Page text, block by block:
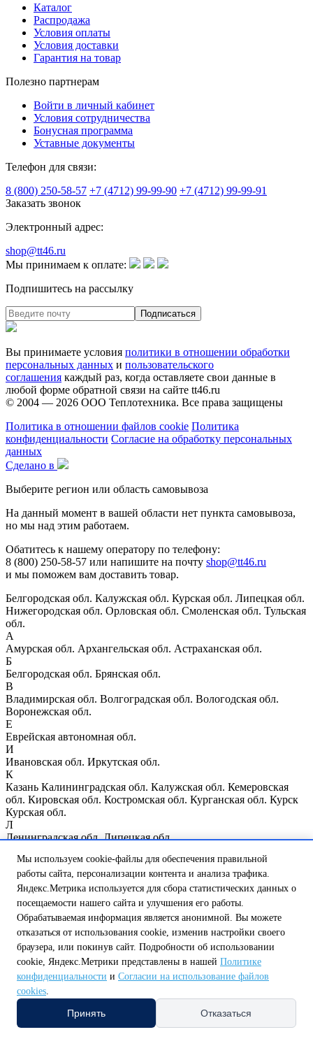
Каталог
Распродажа
Условия оплаты
Условия доставки
Гарантия на товар
Полезно партнерам
Войти в личный кабинет
Условия сотрудничества
Бонусная программа
Уставные документы
Телефон для связи:
8 (800) 250-58-57 +7 (4712) 99-99-90 +7 (4712) 99-99-91
Заказать звонок
Электронный адрес:
shop@tt46.ru
Мы принимаем к оплате:
Подпишитесь на рассылку
Вы принимаете условия политики в отношении обработки
персональных данных и пользовательского
соглашения каждый раз, когда оставляете свои данные в
любой форме обратной связи на сайте tt46.ru
© 2004 — 2026 ООО Теплотехника. Все права защищены
Политика в отношении файлов cookie Политика
конфиденциальности Согласие на обработку персональных
данных
Сделано в
Выберите регион или область самовывоза
На данный момент в вашей области нет пункта самовывоза,
но мы над этим работаем.
Обатитесь к нашему оператору по телефону:
8 (800) 250-58-57 или напишите на почту shop@tt46.ru
и мы поможем вам доставить товар.
Белгородская обл. Калужская обл. Курская обл. Липецкая обл.
Нижегородская обл. Орловская обл. Смоленская обл. Тульская
обл.
А
Амурская обл. Архангельская обл. Астраханская обл.
Б
Белгородская обл. Брянская обл.
В
Владимирская обл. Волгоградская обл. Вологодская обл.
Воронежская обл.
Е
Еврейская автономная обл.
И
Ивановская обл. Иркутская обл.
К
Казань Калининградская обл. Калужская обл. Кемеровская
обл. Кировская обл. Костромская обл. Курганская обл. Курск
Курская обл.
Л
Ленинградская обл. Липецкая обл.
Магаданская обл. Москва Москва и Московская обл.
Мурманская обл.
Нижегородская обл. Нижний Новгород Новгородская обл.
Новосибирская обл.
Омская обл. Оренбургская обл. Орловская обл.
Пензенская обл. Псковская обл.
Республика Мордовия
Татарстан Республика Чувашия Ростовская обл. Рязанская обл.
Самарская обл. Санкт-Петербург Саратовская обл.
Мы используем cookie-файлы для обеспечения правильной
работы сайта, персонализации контента и анализа трафика.
Яндекс.Метрика используется для сбора статистических данных о
посещаемости нашего сайта и улучшения его работы.
Обрабатываемая информация является анонимной. Вы можете
отказаться от использования cookie, изменив настройки своего
браузера, или покинув сайт. Подробности об использовании
cookie, Яндекс.Метрики представлены в нашей Политике
конфиденциальности и Согласии на использование файлов
cookies.
Принять Отказаться